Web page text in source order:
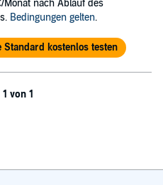
Monat nach Ablauf des
Bedingungen gelten.
Standard kostenlos testen
von 1